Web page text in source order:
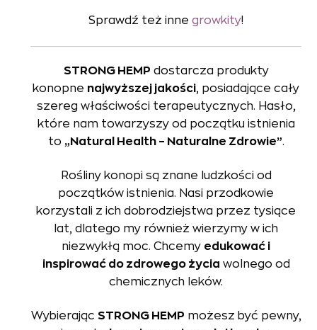
Sprawdź też inne growkity!
STRONG HEMP dostarcza produkty
konopne najwyższej jakości, posiadające cały
szereg właściwości terapeutycznych. Hasło,
które nam towarzyszy od początku istnienia
to „Natural Health – Naturalne Zdrowie”.
Rośliny konopi są znane ludzkości od
początków istnienia. Nasi przodkowie
korzystali z ich dobrodziejstwa przez tysiące
lat, dlatego my również wierzymy w ich
niezwykłą moc. Chcemy edukować i
inspirować do zdrowego życia wolnego od
chemicznych leków.
Wybierając STRONG HEMP możesz być pewny,